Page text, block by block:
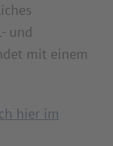
und
mit einem
hier im